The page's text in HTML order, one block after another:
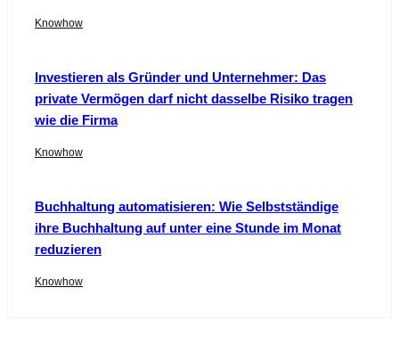
Knowhow
Investieren als Gründer und Unternehmer: Das
private Vermögen darf nicht dasselbe Risiko tragen
wie die Firma
Knowhow
Buchhaltung automatisieren: Wie Selbstständige
ihre Buchhaltung auf unter eine Stunde im Monat
reduzieren
Knowhow